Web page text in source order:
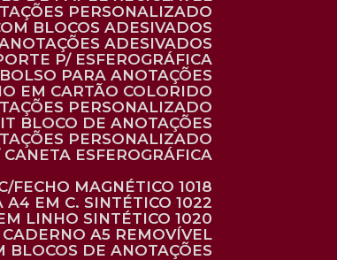
PERSONALIZADO
BLOCOS ADESIVADOS
ADESIVADOS
P/ ESFEROGRÁFICA
PARA ANOTAÇÕES
EM CARTÃO COLORIDO
PERSONALIZADO
KIT BLOCO DE ANOTAÇÕES
PERSONALIZADO
ESFEROGRÁFICA
FECHO MAGNÉTICO 1018
A4 EM C. SINTÉTICO 1022
LINHO SINTÉTICO 1020
CADERNO A5 REMOVÍVEL
BLOCOS DE ANOTAÇÕES